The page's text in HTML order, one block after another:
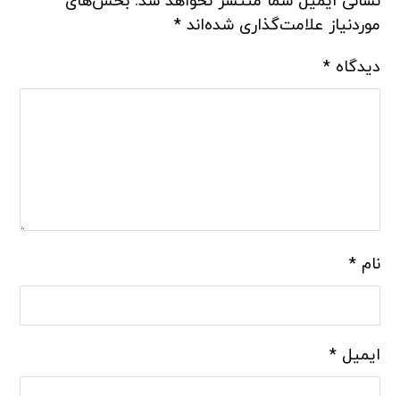
موردنیاز علامت‌گذاری شده‌اند*
دیدگاه*
نام*
ایمیل*